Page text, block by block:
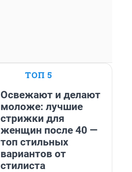
ТОП 5
Освежают и делают
моложе: лучшие
стрижки для
женщин после 40 —
топ стильных
вариантов от
стилиста